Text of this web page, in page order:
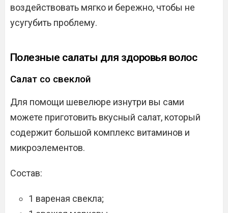
воздействовать мягко и бережно, чтобы не
усугубить проблему.
Полезные салаты для здоровья волос
Салат со свеклой
Для помощи шевелюре изнутри вы сами
можете приготовить вкусный салат, который
содержит большой комплекс витаминов и
микроэлементов.
Состав:
1 вареная свекла;